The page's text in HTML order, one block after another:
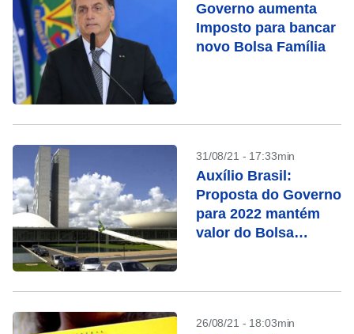
Governo aumenta
Imposto para bancar
novo Bolsa Família
31/08/21 - 17:33min
Auxílio Brasil:
Proposta do Governo
para 2022 mantém
valor do Bolsa
26/08/21 - 18:03min